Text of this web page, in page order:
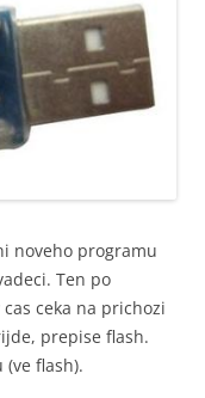
noveho programu
Ten po
ceka na prichozi
prepise flash.
flash).